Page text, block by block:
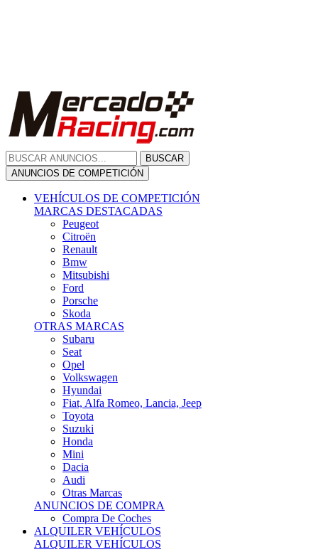
Porsche
Skoda
OTRAS MARCAS
Seat
Opel
Volkswagen
Hyundai
Fiat, Alfa Romeo, Lancia, Jeep
Toyota
Suzuki
Honda
Mini
Dacia
Audi
Otras Marcas
ANUNCIOS DE COMPRA
Compra De Coches
ALQUILER VEHÍCULOS
ALQUILER VEHÍCULOS
Ofertas
Búsquedas
PERSONAL
COPILOTOS
Copilotos Disponibles
Busqueda De Copilotos
MECANICOS
Mecánicos Disponibles
Búsqueda De Mecánicos
PIEZAS DE COMPETICIÓN
MECÁNICA
Motores
Refrigeración
Electrónica
Cajas De Cambio